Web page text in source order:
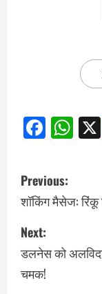
Previous:
शॉकिंग मैसेज: रिंकू
Next:
डलनेस को
चमक!